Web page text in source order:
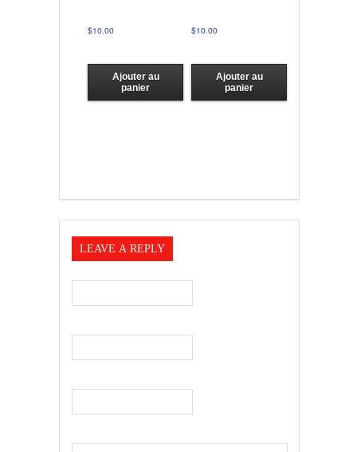
$10.00
Ajouter au
panier
$10.00
Ajouter au
panier
LEAVE A REPLY